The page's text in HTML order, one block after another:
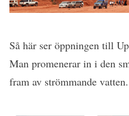
Så här ser öppningen till
Man promenerar in i den
fram av strömmande vatten.